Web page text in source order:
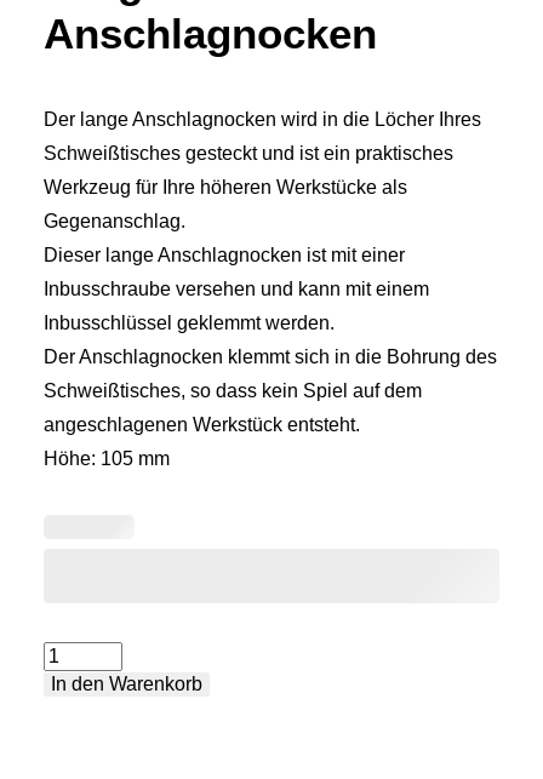
Anschlagnocken
Der lange Anschlagnocken wird in die Löcher Ihres
Schweißtisches gesteckt und ist ein praktisches
Werkzeug für Ihre höheren Werkstücke als
Gegenanschlag.
Dieser lange Anschlagnocken ist mit einer
Inbusschraube versehen und kann mit einem
Inbusschlüssel geklemmt werden.
Der Anschlagnocken klemmt sich in die Bohrung des
Schweißtisches, so dass kein Spiel auf dem
angeschlagenen Werkstück entsteht.
Höhe: 105 mm
Langer
Anschlagnocken
In den Warenkorb